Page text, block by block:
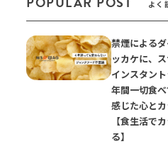
よく
禁煙による
ッカケに、
インスタン
年間一切食べ
感じた心とカ
【食生活で
る】